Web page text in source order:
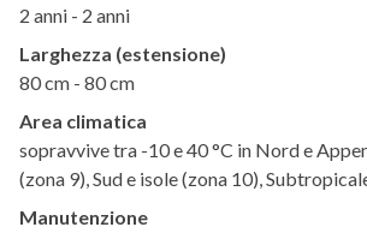
2 anni - 2 anni
Larghezza (estensione)
80 cm - 80 cm
Area climatica
sopravvive tra -10 e 40 °C in Nord e
(zona 9), Sud e isole (zona 10),
Manutenzione